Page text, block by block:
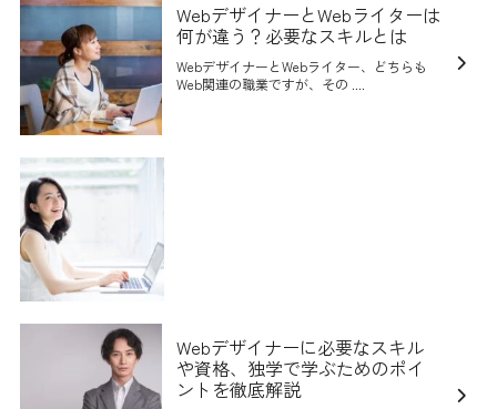
WebデザイナーとWebライターは
何が違う？必要なスキルとは
WebデザイナーとWebライター、どちらも
Web関連の職業ですが、その ....
Webデザイナーに必要なスキル
や資格、独学で学ぶためのポイ
ントを徹底解説